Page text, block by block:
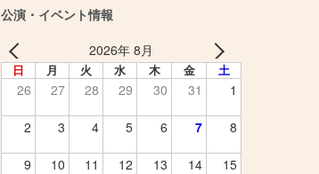
公演・イベント情報
2026年 8月
日 月 火 水 木 金 土
26 27 28 29 30 31 1
2 3 4 5 6 7 8
9 10 11 12 13 14 15